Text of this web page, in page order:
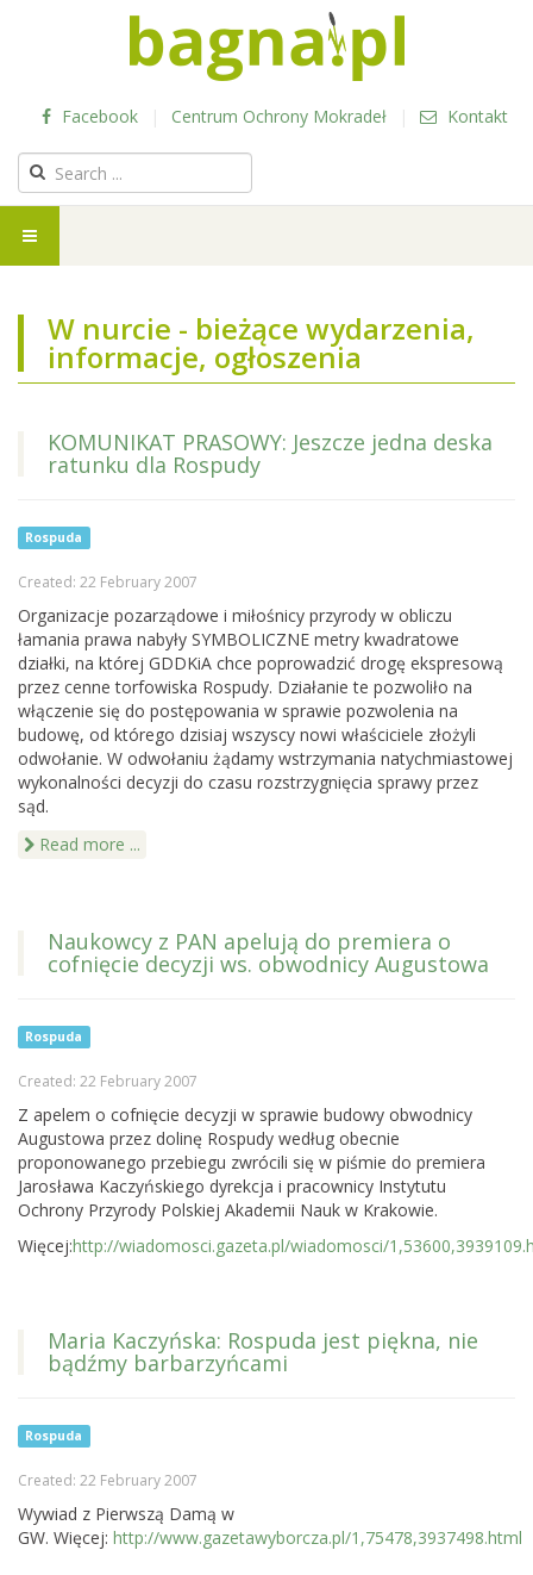
Facebook | Centrum Ochrony Mokradeł | Kontakt
W nurcie - bieżące wydarzenia,
informacje, ogłoszenia
KOMUNIKAT PRASOWY: Jeszcze jedna deska
ratunku dla Rospudy
Rospuda
Created: 22 February 2007
Organizacje pozarządowe i miłośnicy przyrody w obliczu
łamania prawa nabyły SYMBOLICZNE metry kwadratowe
działki, na której GDDKiA chce poprowadzić drogę ekspresową
przez cenne torfowiska Rospudy. Działanie te pozwoliło na
włączenie się do postępowania w sprawie pozwolenia na
budowę, od którego dzisiaj wszyscy nowi właściciele złożyli
odwołanie. W odwołaniu żądamy wstrzymania natychmiastowej
wykonalności decyzji do czasu rozstrzygnięcia sprawy przez
sąd.
Read more ...
Naukowcy z PAN apelują do premiera o
cofnięcie decyzji ws. obwodnicy Augustowa
Rospuda
Created: 22 February 2007
Z apelem o cofnięcie decyzji w sprawie budowy obwodnicy
Augustowa przez dolinę Rospudy według obecnie
proponowanego przebiegu zwrócili się w piśmie do premiera
Jarosława Kaczyńskiego dyrekcja i pracownicy Instytutu
Ochrony Przyrody Polskiej Akademii Nauk w Krakowie.
Więcej:http://wiadomosci.gazeta.pl/wiadomosci/
Maria Kaczyńska: Rospuda jest piękna, nie
bądźmy barbarzyńcami
Rospuda
Created: 22 February 2007
Wywiad z Pierwszą Damą w
GW. Więcej: http://www.gazetawyborcza.pl/1,75478,3937498.html